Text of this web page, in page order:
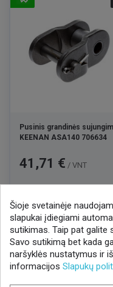
Pusinis grandinės
KEENAN ASA140 706634
Kaina
41,71 € / VNT
Šioje svetainėje
slapukai įdiegiami
sutikimas. Taip pat galite
Savo sutikimą bet kada
naršyklės nustatymus ir
informacijos Slapukų